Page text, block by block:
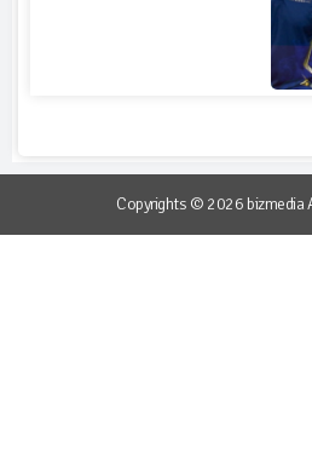
Copyrights © 2026 bizmedia